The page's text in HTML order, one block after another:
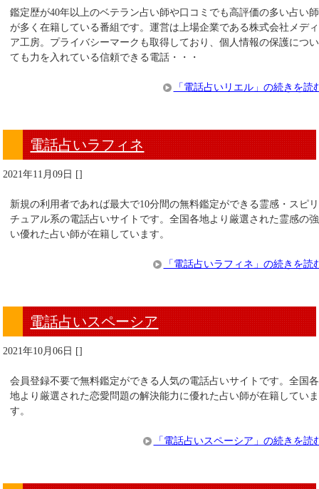
鑑定歴が40年以上のベテラン占い師や口コミでも高評価の多い占い師
が多く在籍している番組です。運営は上場企業である株式会社メディ
ア工房。プライバシーマークも取得しており、個人情報の保護につい
ても力を入れている信頼できる電話・・・
「電話占いリエル」の続きを読
電話占いラフィネ
2021年11月09日 []
新規の利用者であれば最大で10分間の無料鑑定ができる霊感・スピリ
チュアル系の電話占いサイトです。全国各地より厳選された霊感の強
い優れた占い師が在籍しています。
「電話占いラフィネ」の続きを読
電話占いスペーシア
2021年10月06日 []
会員登録不要で無料鑑定ができる人気の電話占いサイトです。全国各
地より厳選された恋愛問題の解決能力に優れた占い師が在籍していま
す。
「電話占いスペーシア」の続きを読